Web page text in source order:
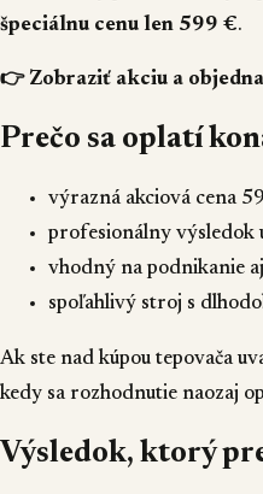
špeciálnu cenu len 599 €.
👉 Zobraziť akciu a
Prečo sa oplatí
výrazná akciová cena
profesionálny výsledok
vhodný na podnikanie
spoľahlivý stroj s
Ak ste nad kúpou tepovača
kedy sa rozhodnutie naozaj
Výsledok, ktorý